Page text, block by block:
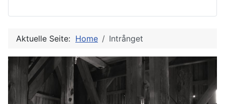
Aktuelle Seite: Home Intrånget